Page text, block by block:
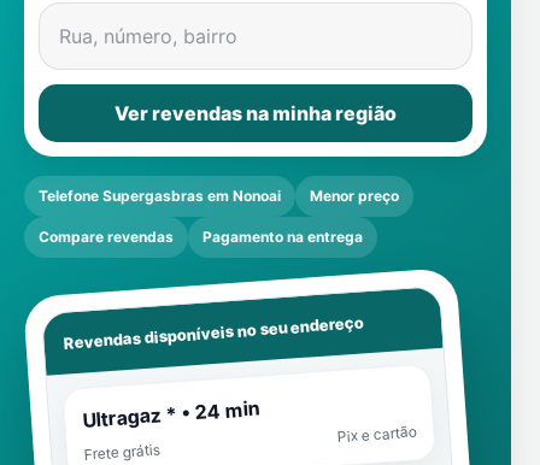
Rua, número, bairro
Ver revendas na minha região
Telefone Supergasbras em Nonoai Menor preço
Compare revendas Pagamento na entrega
Revendas disponíveis no seu endereço
Ultragaz * • 24 min
Frete grátis
Pix e cartão